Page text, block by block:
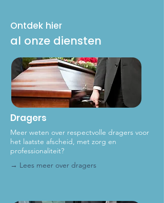
Ontdek hier
al onze diensten
Dragers
Meer weten over respectvolle dragers voor
het laatste afscheid, met zorg en
professionaliteit?
→ Lees meer over dragers